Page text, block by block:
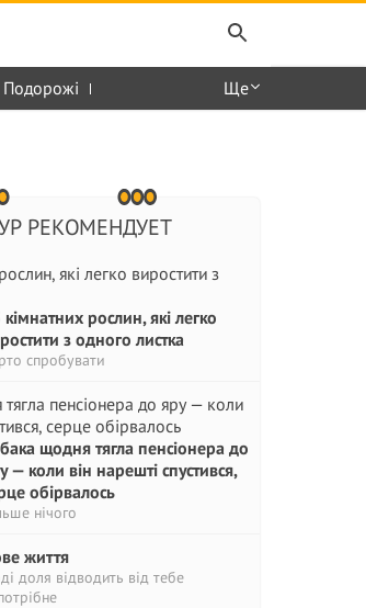
Подорожі Ще
РЕКОМЕНДУЕТ
рослин, які легко
з одного листка
спробувати
щодня тягла пенсіонера до
— коли він нарешті спустився,
обірвалось
нічого
життя
доля відводить від тебе